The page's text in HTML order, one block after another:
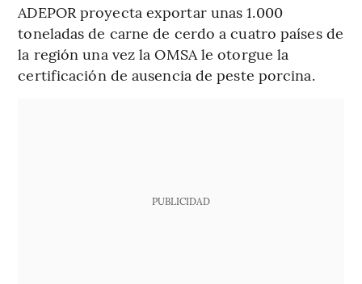
ADEPOR proyecta exportar unas 1.000
toneladas de carne de cerdo a cuatro países de
la región una vez la OMSA le otorgue la
certificación de ausencia de peste porcina.
PUBLICIDAD